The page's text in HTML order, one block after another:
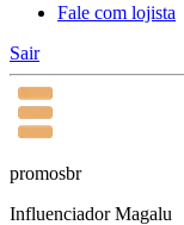
Fale com lojista
Sair
promosbr
Influenciador Magalu